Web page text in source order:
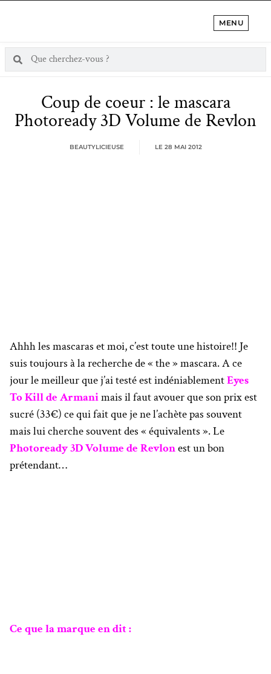
MENU
Coup de coeur : le mascara
Photoready 3D Volume de Revlon
BEAUTYLICIEUSE LE 28 MAI 2012
Ahhh les mascaras et moi, c’est toute une histoire!! Je
suis toujours à la recherche de « the » mascara. A ce
jour le meilleur que j’ai testé est indéniablementEyes
To Kill de Armanimais il faut avouer que son prix est
sucré (33€) ce qui fait que je ne l’achète pas souvent
mais lui cherche souvent des « équivalents ». Le
Photoready 3D Volume de Revlonest un bon
prétendant…
Ce que la marque en dit :